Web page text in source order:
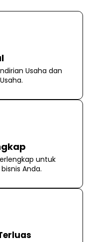
Usaha dan
untuk
Anda.